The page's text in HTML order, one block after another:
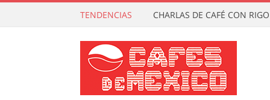
TENDENCIAS CHARLAS DE CAFÉ CON